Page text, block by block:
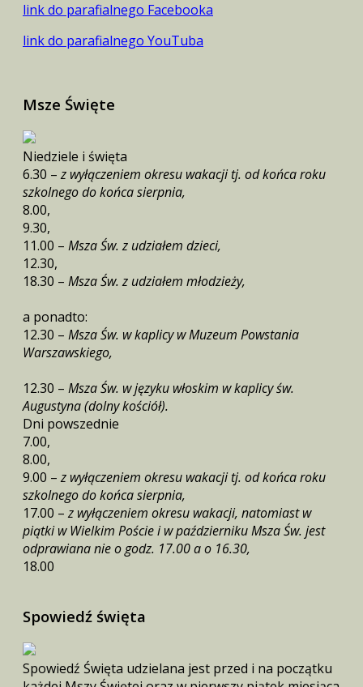
link do parafialnego Facebooka
link do parafialnego YouTuba
Msze Święte
Niedziele i święta
6.30 –z wyłączeniem okresu wakacji tj. od końca roku
szkolnego do końca sierpnia,
8.00,
9.30,
11.00 – Msza Św. z udziałem dzieci,
12.30,
18.30 – Msza Św. z udziałem młodzieży,
a ponadto:
12.30 – Msza Św. w kaplicy w Muzeum Powstania
Warszawskiego,
12.30 – Msza Św. w języku włoskim w kaplicy św.
Augustyna (dolny kościół).
Dni powszednie
7.00,
8.00,
9.00 –z wyłączeniem okresu wakacji tj. od końca roku
szkolnego do końca sierpnia,
17.00 –z wyłączeniem okresu wakacji, natomiast w
piątki w Wielkim Poście i w październiku Msza Św. jest
odprawiana nie o godz. 17.00 a o 16.30,
18.00
Spowiedź święta
Spowiedź Święta udzielana jest przed i na początku